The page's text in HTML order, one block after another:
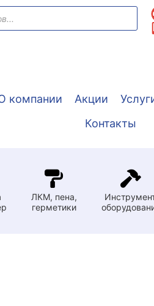
компании Акции
Контакты
ЛКМ, пена,
герметики